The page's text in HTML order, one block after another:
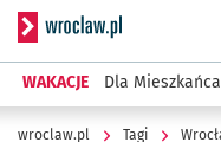
Serwis
WAKACJE Dla Mieszkańca
wroclaw.pl Tagi